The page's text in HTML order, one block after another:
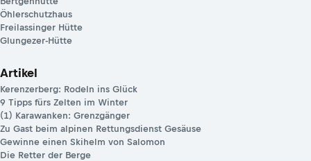
Öhlerschutzhaus
Freilassinger Hütte
Glungezer-Hütte
Artikel
Kerenzerberg: Rodeln ins Glück
9 Tipps fürs Zelten im Winter
(1) Karawanken: Grenzgänger
Zu Gast beim alpinen Rettungsdienst Gesäuse
Gewinne einen Skihelm von Salomon
Die Retter der Berge